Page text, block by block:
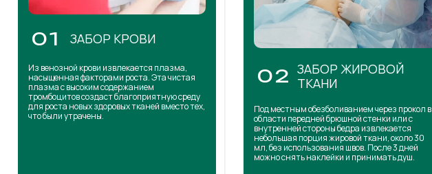
01 ЗАБОР КРОВИ
Из венозной крови извлекается плазма,
насыщенная факторами роста. Эта чистая
плазма с высоким содержанием
тромбоцитов создаст благоприятную среду
для роста новых здоровых тканей вместо тех,
что были утрачены.
02 ЗАБОР ЖИРОВОЙ
ТКАНИ
Под местным обезболиванием через прокол в
области передней брюшной стенки или с
внутренней стороны бедра извлекается
небольшая порция жировой ткани, около 30
мл, без использования швов. После 3 дней
можно снять наклейки и принимать душ.